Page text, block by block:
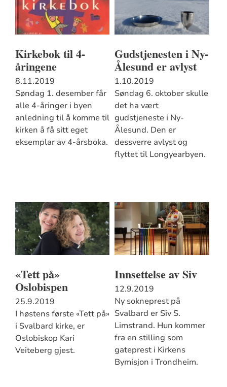
Kirkebok til 4-
åringene
8.11.2019
Søndag 1. desember får
alle 4-åringer i byen
anledning til å komme til
kirken å få sitt eget
eksemplar av 4-årsboka.
Gudstjenesten i Ny-
Ålesund er avlyst
1.10.2019
Søndag 6. oktober skulle
det ha vært
gudstjeneste i Ny-
Ålesund. Den er
dessverre avlyst og
flyttet til Longyearbyen.
«Tett på»
Oslobispen
25.9.2019
I høstens første «Tett på»
i Svalbard kirke, er
Oslobiskop Kari
Veiteberg gjest.
Innsettelse av Siv
12.9.2019
Ny sokneprest på
Svalbard er Siv S.
Limstrand. Hun kommer
fra en stilling som
gateprest i Kirkens
Bymisjon i Trondheim.